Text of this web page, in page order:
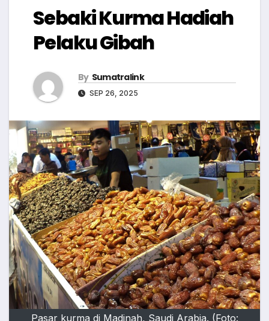
Sebaki Kurma Hadiah
Pelaku Gibah
By Sumatralink
SEP 26, 2025
Pasar kurma di Madinah, Saudi Arabia. (Foto: